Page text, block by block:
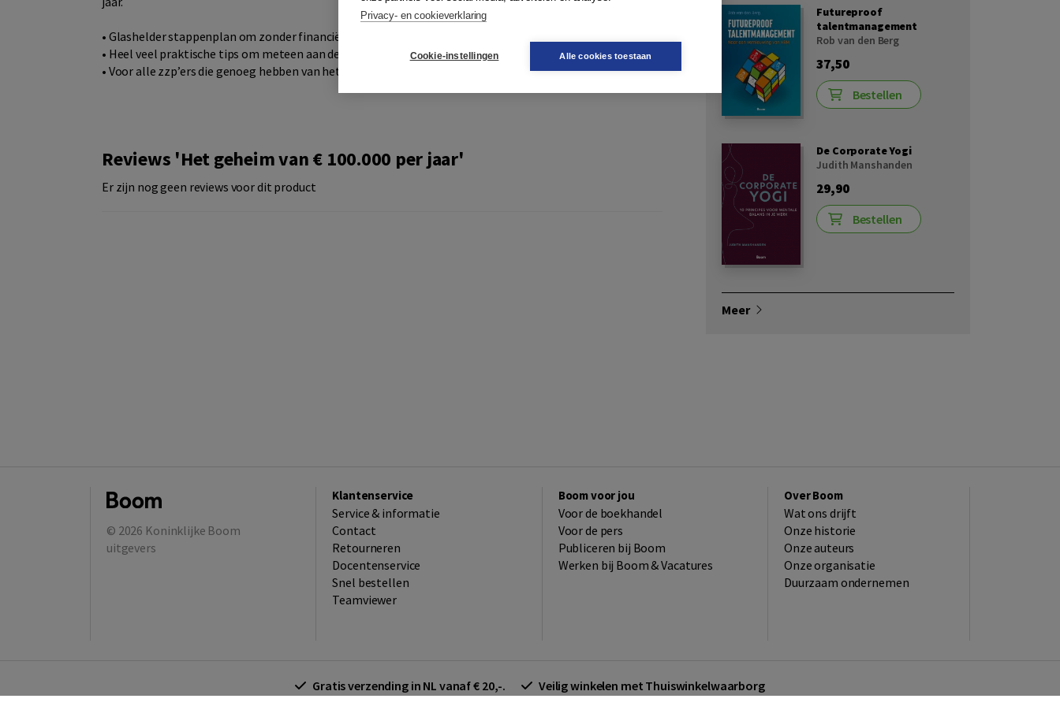
• Glashelder stappenplan om zonder financiële investering je omzet snel te laten stijgen
• Heel veel praktische tips om meteen aan de slag te gaan
• Voor alle zzp’ers die genoeg hebben van het gekruimel en alles uit het leven willen halen
Reviews 'Het geheim van € 100.000 per jaar'
Er zijn nog geen reviews voor dit product
Futureproof
talentmanagement
Rob van den Berg
37,50
Bestellen
De Corporate Yogi
Judith Manshanden
29,90
Bestellen
Meer
© 2026 Koninklijke Boom
uitgevers
Klantenservice
Service & informatie
Contact
Retourneren
Docentenservice
Snel bestellen
Teamviewer
Boom voor jou
Voor de boekhandel
Voor de pers
Publiceren bij Boom
Werken bij Boom & Vacatures
Over Boom
Wat ons drijft
Onze historie
Onze auteurs
Onze organisatie
Duurzaam ondernemen
Gratis verzending in NL vanaf € 20,-. Veilig winkelen met Thuiswinkelwaarborg
Privacy- en cookieverklaring
Cookie-instellingen Alle cookies toestaan